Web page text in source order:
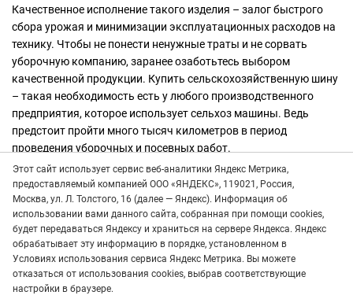
Качественное исполнение такого изделия – залог быстрого
сбора урожая и минимизации эксплуатационных расходов на
технику. Чтобы не понести ненужные траты и не сорвать
уборочную компанию, заранее озаботьтесь выбором
качественной продукции. Купить сельскохозяйственную шину
– такая необходимость есть у любого производственного
предприятия, которое использует сельхоз машины. Ведь
предстоит пройти много тысяч километров в период
проведения уборочных и посевных работ.
Сельскохозяйственные покрышки, установленные на
тракторе либо комбайне, испытывают большие нагрузки.
Качественное исполнение такого изделия – залог быстрого
сбора урожая и минимизации эксплуатационных расходов на
технику. Чтобы не понести ненужные траты и не сорвать
уборочную компанию, заранее озаботьтесь выбором
качественной продукции.
Этот сайт использует сервис веб-аналитики Яндекс Метрика,
предоставляемый компанией ООО «ЯНДЕКС», 119021, Россия,
Москва, ул. Л. Толстого, 16 (далее — Яндекс). Информация об
использовании вами данного сайта, собранная при помощи cookies,
будет передаваться Яндексу и храниться на сервере Яндекса. Яндекс
обрабатывает эту информацию в порядке, установленном в
Условиях использования сервиса Яндекс Метрика. Вы можете
отказаться от использования cookies, выбрав соответствующие
настройки в браузере.